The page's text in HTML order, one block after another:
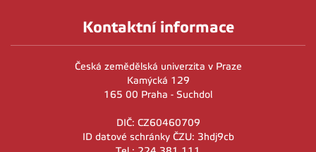
Kontaktní informace
Česká zemědělská univerzita v Praze
Kamýcká 129
165 00 Praha - Suchdol
DIČ: CZ60460709
ID datové schránky ČZU: 3hdj9cb